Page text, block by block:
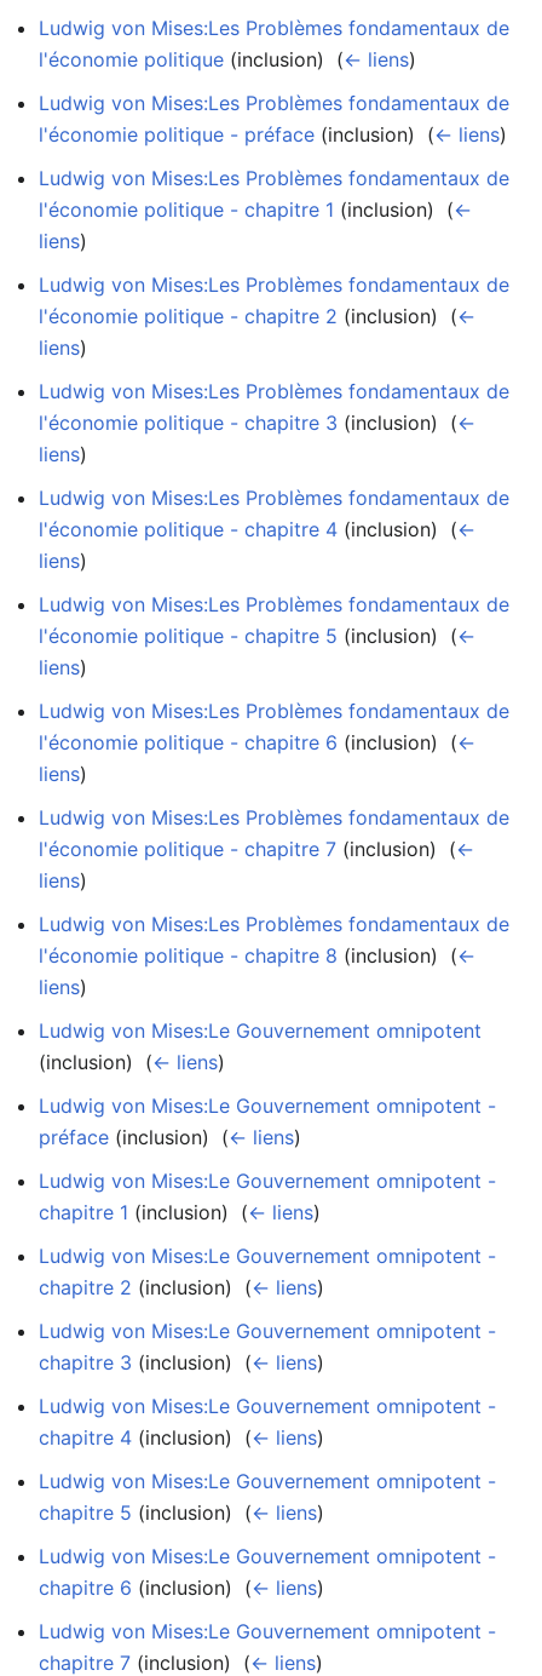
Ludwig von Mises:Les Problèmes fondamentaux de
l'économie politique (inclusion) ‎ (← liens)
Ludwig von Mises:Les Problèmes fondamentaux de
l'économie politique - préface (inclusion) ‎ (← liens)
Ludwig von Mises:Les Problèmes fondamentaux de
l'économie politique - chapitre 1 (inclusion) ‎ (←
liens)
Ludwig von Mises:Les Problèmes fondamentaux de
l'économie politique - chapitre 2 (inclusion) ‎ (←
liens)
Ludwig von Mises:Les Problèmes fondamentaux de
l'économie politique - chapitre 3 (inclusion) ‎ (←
liens)
Ludwig von Mises:Les Problèmes fondamentaux de
l'économie politique - chapitre 4 (inclusion) ‎ (←
liens)
Ludwig von Mises:Les Problèmes fondamentaux de
l'économie politique - chapitre 5 (inclusion) ‎ (←
liens)
Ludwig von Mises:Les Problèmes fondamentaux de
l'économie politique - chapitre 6 (inclusion) ‎ (←
liens)
Ludwig von Mises:Les Problèmes fondamentaux de
l'économie politique - chapitre 7 (inclusion) ‎ (←
liens)
Ludwig von Mises:Les Problèmes fondamentaux de
l'économie politique - chapitre 8 (inclusion) ‎ (←
liens)
Ludwig von Mises:Le Gouvernement omnipotent
(inclusion) ‎ (← liens)
Ludwig von Mises:Le Gouvernement omnipotent -
préface (inclusion) ‎ (← liens)
Ludwig von Mises:Le Gouvernement omnipotent -
chapitre 1 (inclusion) ‎ (← liens)
Ludwig von Mises:Le Gouvernement omnipotent -
chapitre 2 (inclusion) ‎ (← liens)
Ludwig von Mises:Le Gouvernement omnipotent -
chapitre 3 (inclusion) ‎ (← liens)
Ludwig von Mises:Le Gouvernement omnipotent -
chapitre 4 (inclusion) ‎ (← liens)
Ludwig von Mises:Le Gouvernement omnipotent -
chapitre 5 (inclusion) ‎ (← liens)
Ludwig von Mises:Le Gouvernement omnipotent -
chapitre 6 (inclusion) ‎ (← liens)
Ludwig von Mises:Le Gouvernement omnipotent -
chapitre 7 (inclusion) ‎ (← liens)